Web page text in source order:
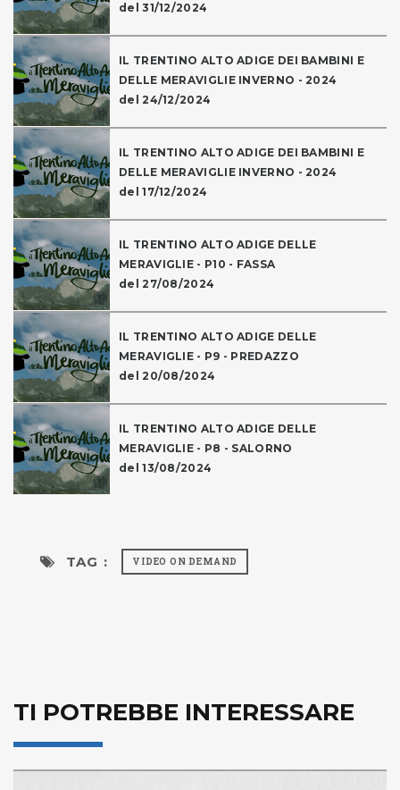
del 31/12/2024
IL TRENTINO ALTO ADIGE DEI BAMBINI E
DELLE MERAVIGLIE INVERNO - 2024
del 24/12/2024
IL TRENTINO ALTO ADIGE DEI BAMBINI E
DELLE MERAVIGLIE INVERNO - 2024
del 17/12/2024
IL TRENTINO ALTO ADIGE DELLE
MERAVIGLIE - P10 - FASSA
del 27/08/2024
IL TRENTINO ALTO ADIGE DELLE
MERAVIGLIE - P9 - PREDAZZO
del 20/08/2024
IL TRENTINO ALTO ADIGE DELLE
MERAVIGLIE - P8 - SALORNO
del 13/08/2024
TAG : VIDEO ON DEMAND
TI POTREBBE INTERESSARE